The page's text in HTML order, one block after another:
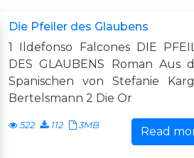
Die Pfeiler des Glaubens
1 Ildefonso Falcones DIE
DES GLAUBENS Roman Aus
Spanischen von Stefanie
Bertelsmann 2 Die Or
522 112 3MB Read